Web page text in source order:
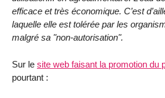
efficace et très économique. C’est
laquelle elle est tolérée par les
malgré sa "non-autorisation".
Sur le site web faisant la promotion du
pourtant :